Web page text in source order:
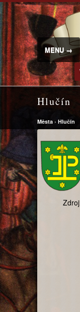
MENU →
Hlučín
Města › Hlučín